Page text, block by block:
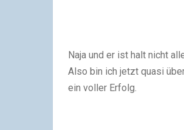
Naja und er ist halt nicht
Also bin ich jetzt quasi
ein voller Erfolg.